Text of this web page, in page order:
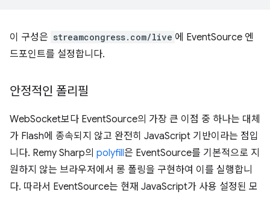
이 구성은 streamcongress.com/live 에 EventSource 엔
드포인트를 설정합니다.
안정적인 폴리필
WebSocket보다 EventSource의 가장 큰 이점 중 하나는 대체
가 Flash에 종속되지 않고 완전히 JavaScript 기반이라는 점입
니다. Remy Sharp의 polyfill은 EventSource를 기본적으로 지
원하지 않는 브라우저에서 롱 폴링을 구현하여 이를 실행합니
다. 따라서 EventSource는 현재 JavaScript가 사용 설정된 모